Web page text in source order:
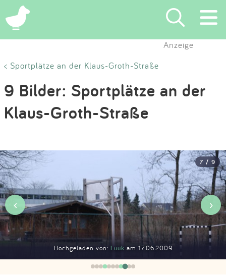
×
Suchen
Eintragen
App
Blog
Partner
Kontakt
Impressum
Anmelden
Anzeige
< Sportplätze an der Klaus-Groth-Straße
9 Bilder: Sportplätze an der
Klaus-Groth-Straße
Hochgeladen von: Luuk am 17.06.2009
7 / 9
‹ ›